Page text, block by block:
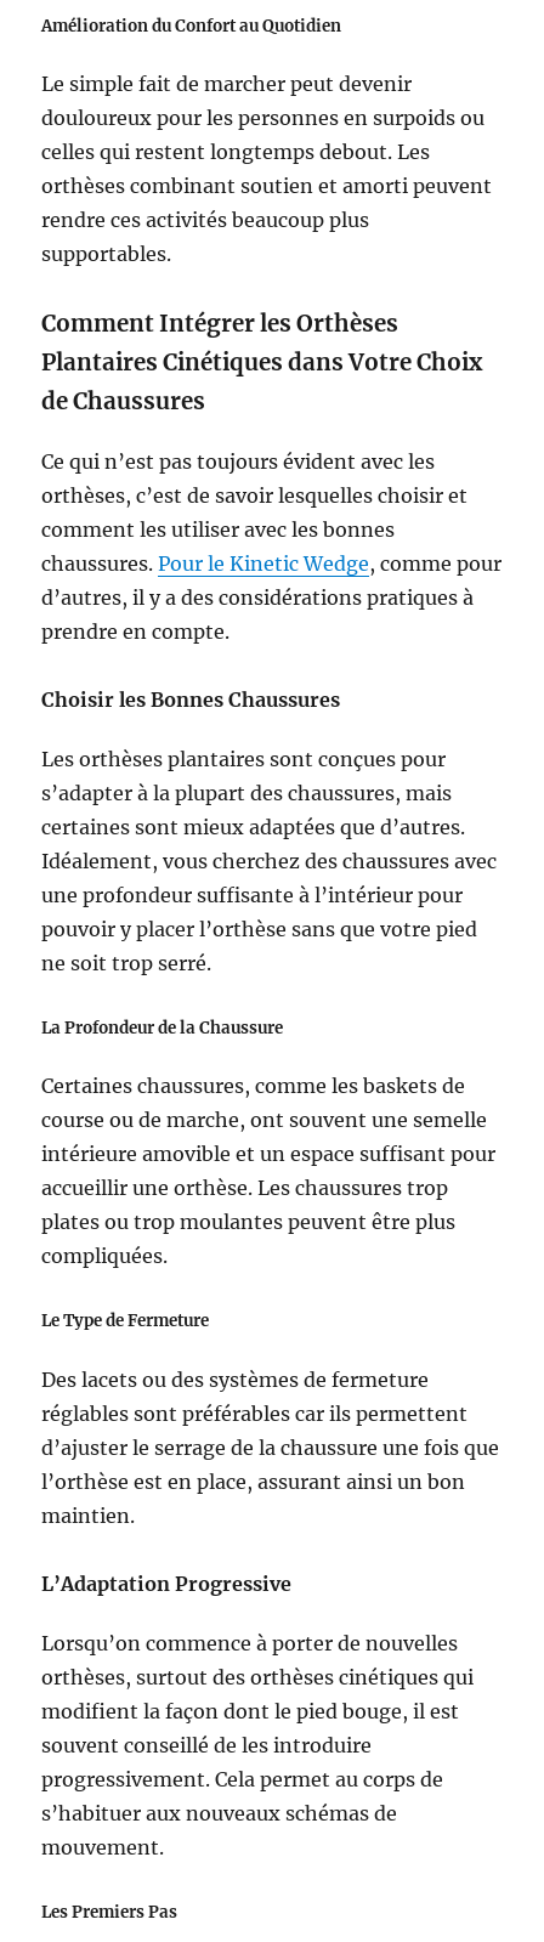
Amélioration du Confort au Quotidien
Le simple fait de marcher peut devenir
douloureux pour les personnes en surpoids ou
celles qui restent longtemps debout. Les
orthèses combinant soutien et amorti peuvent
rendre ces activités beaucoup plus
supportables.
Comment Intégrer les Orthèses
Plantaires Cinétiques dans Votre Choix
de Chaussures
Ce qui n’est pas toujours évident avec les
orthèses, c’est de savoir lesquelles choisir et
comment les utiliser avec les bonnes
chaussures.Pour le Kinetic Wedge, comme pour
d’autres, il y a des considérations pratiques à
prendre en compte.
Choisir les Bonnes Chaussures
Les orthèses plantaires sont conçues pour
s’adapter à la plupart des chaussures, mais
certaines sont mieux adaptées que d’autres.
Idéalement, vous cherchez des chaussures avec
une profondeur suffisante à l’intérieur pour
pouvoir y placer l’orthèse sans que votre pied
ne soit trop serré.
La Profondeur de la Chaussure
Certaines chaussures, comme les baskets de
course ou de marche, ont souvent une semelle
intérieure amovible et un espace suffisant pour
accueillir une orthèse. Les chaussures trop
plates ou trop moulantes peuvent être plus
compliquées.
Le Type de Fermeture
Des lacets ou des systèmes de fermeture
réglables sont préférables car ils permettent
d’ajuster le serrage de la chaussure une fois que
l’orthèse est en place, assurant ainsi un bon
maintien.
L’Adaptation Progressive
Lorsqu’on commence à porter de nouvelles
orthèses, surtout des orthèses cinétiques qui
modifient la façon dont le pied bouge, il est
souvent conseillé de les introduire
progressivement. Cela permet au corps de
s’habituer aux nouveaux schémas de
mouvement.
Les Premiers Pas